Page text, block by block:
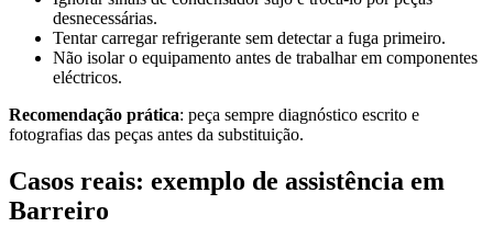
desnecessárias.
Tentar carregar refrigerante sem detectar a fuga primeiro.
Não isolar o equipamento antes de trabalhar em componentes
eléctricos.
Recomendação prática: peça sempre diagnóstico escrito e
fotografias das peças antes da substituição.
Casos reais: exemplo de assistência em
Barreiro